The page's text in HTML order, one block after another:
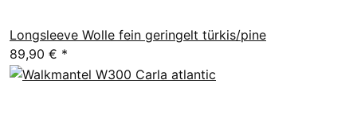
Longsleeve Wolle fein geringelt türkis/pine
89,90 € *